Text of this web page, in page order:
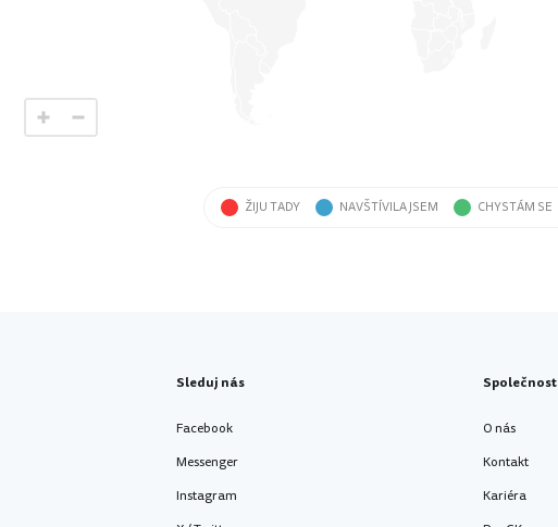
ŽIJU TADY NAVŠTÍVILA JSEM CHYSTÁM SE
Sleduj nás
Facebook
Messenger
Instagram
Společnost
O nás
Kontakt
Kariéra